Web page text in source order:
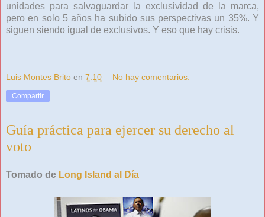
unidades para salvaguardar la exclusividad de la marca,
pero en solo 5 años ha subido sus perspectivas un 35%. Y
siguen siendo igual de exclusivos. Y eso que hay crisis.
Luis Montes Brito en 7:10 No hay comentarios:
Compartir
Guía práctica para ejercer su derecho al
voto
Tomado de Long Island al Día